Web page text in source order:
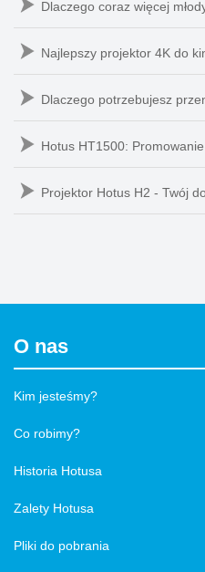
O nas
Kim jesteśmy?
Co robimy?
Historia Hotusa
Zalety Hotusa
Pliki do pobrania